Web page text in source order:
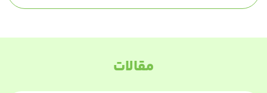
مقالات